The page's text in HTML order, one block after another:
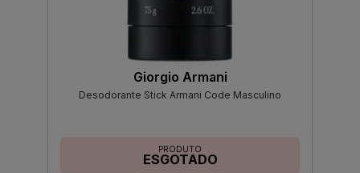
Giorgio Armani
Desodorante Stick Armani Code Masculino
PRODUTO
ESGOTADO